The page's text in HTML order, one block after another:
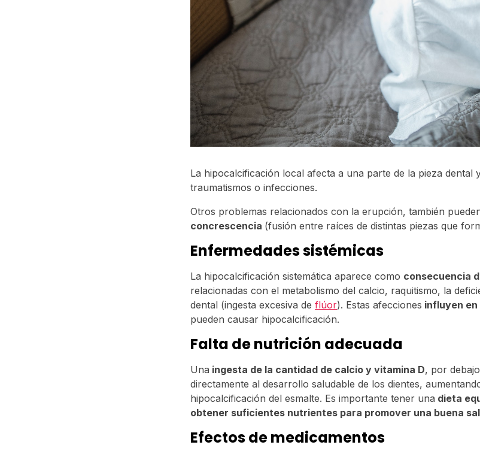
La hipocalcificación local afecta a una parte de la pieza dental
traumatismos o infecciones.
Otros problemas relacionados con la erupción, también
concrescencia (fusión entre raíces de distintas piezas que
Enfermedades sistémicas
La hipocalcificación sistemática aparece como consecuencia
relacionadas con el metabolismo del calcio, raquitismo, la
dental (ingesta excesiva deflúor). Estas afecciones influyen
pueden causar hipocalcificación.
Falta de nutrición adecuada
Una ingesta de la cantidad de calcio y vitamina D, por
directamente al desarrollo saludable de los dientes,
hipocalcificación del esmalte. Es importante tener una dieta
obtener suficientes nutrientes para promover una buena
Efectos de medicamentos